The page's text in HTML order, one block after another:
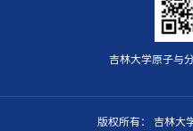
吉林大学原子与
版权所有： 吉林大